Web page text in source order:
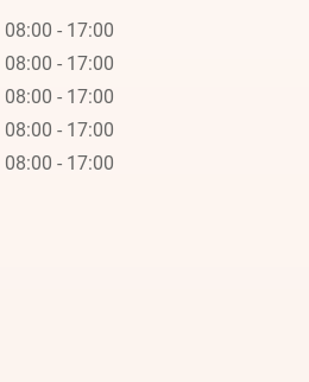
08:00 - 17:00
08:00 - 17:00
08:00 - 17:00
08:00 - 17:00
08:00 - 17:00